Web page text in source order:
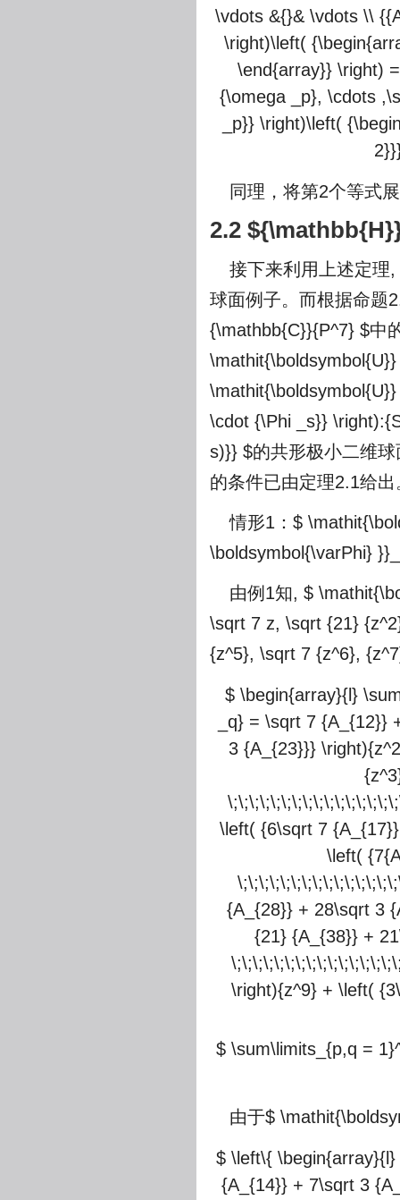
\vdots &{}& \vdots \\
\right)\left(
\end{array}} \right)
{\omega _p}, \cdots
_p}} \right)\left(
同理，将第2个等式
2.2
接下来利用上述定理,
球面例子。而根据命题
{\mathbb{C}}{P^7} $中
\cdot {\Phi _s}}
s)}} $的共形极小二维
的条件已由定理2.1给出
情形1： $
\boldsymbol{\varPhi}
由例1知, $
\sqrt 7 z, \sqrt {21}
{z^5}, \sqrt 7 {z^6},
$ \begin{array}{l}
_q} = \sqrt 7
3 {A_{23}}}
\left( {6\sqrt 7
\left(
{A_{28}} + 28\sqrt 3
{21} {A_{38}} +
\right){z^9} + \left(
$ \sum\limits_{p,q =
由于$
$ \left\{
{A_{14}} + 7\sqrt 3